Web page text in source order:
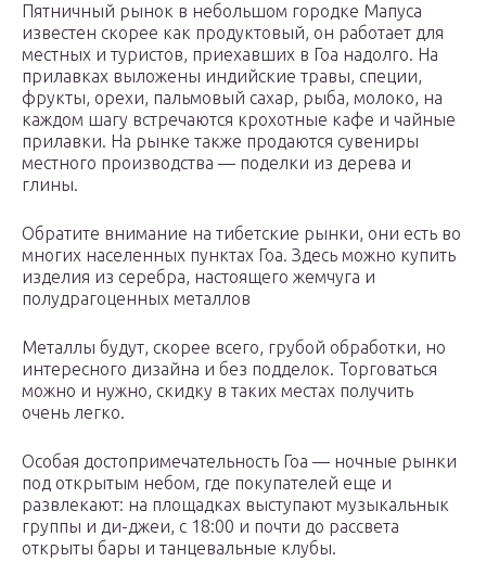
Пятничный рынок в небольшом городке Мапуса
известен скорее как продуктовый, он работает для
местных и туристов, приехавших в Гоа надолго. На
прилавках выложены индийские травы, специи,
фрукты, орехи, пальмовый сахар, рыба, молоко, на
каждом шагу встречаются крохотные кафе и чайные
прилавки. На рынке также продаются сувениры
местного производства — поделки из дерева и
глины.
Обратите внимание на тибетские рынки, они есть во
многих населенных пунктах Гоа. Здесь можно купить
изделия из серебра, настоящего жемчуга и
полудрагоценных металлов
Металлы будут, скорее всего, грубой обработки, но
интересного дизайна и без подделок. Торговаться
можно и нужно, скидку в таких местах получить
очень легко.
Особая достопримечательность Гоа — ночные рынки
под открытым небом, где покупателей еще и
развлекают: на площадках выступают музыкальнык
группы и ди-джеи, с 18:00 и почти до рассвета
открыты бары и танцевальные клубы.